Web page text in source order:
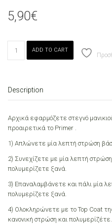
5,90€
014
quantity
ADD TO CART
Description
Αρχικά εφαρμόζετε στεγνό
προαιρετικά το Primer .
1) Απλώνετε μία λεπτή στρώση
2) Συνεχίζετε με μία λεπτή
πολυμερίζετε ξανά.
3) Επαναλαμβάνετε και πάλι μία
πολυμερίζετε ξανά.
4) Ολοκληρώνετε με το Top Coat
κανονική στρώση και πολυμερίζέτε.